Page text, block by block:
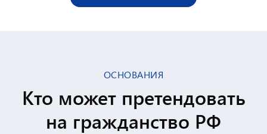
ОСНОВАНИЯ
Кто может претендовать
на гражданство РФ